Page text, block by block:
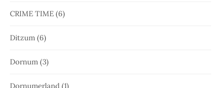
CRIME TIME (6)
Ditzum (6)
Dornum (3)
Dornumerland (1)